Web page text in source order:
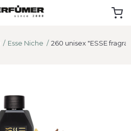
Esse Niche 260 unisex "ESSE